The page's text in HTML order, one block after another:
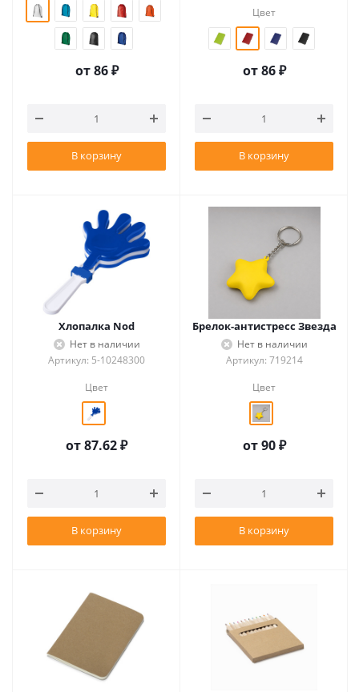
от86 ₽
В корзину
Цвет
от86 ₽
В корзину
Хлопалка Nod
Нет в наличии
Артикул: 5-10248300
Цвет
от87.62 ₽
В корзину
Брелок-антистресс Звезда
Нет в наличии
Артикул: 719214
Цвет
от90 ₽
В корзину